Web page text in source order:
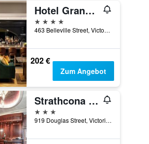
Hotel Grand Pacific
4 Sterne
463 Belleville Street, Victoria, BC, Kanada
202 €
Zum Angebot
Strathcona Hotel
3 Sterne
919 Douglas Street, Victoria, BC, Kanada